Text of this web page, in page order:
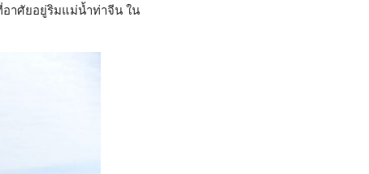
าศัยอยู่ริมแม่น้ำท่าจีน ใน